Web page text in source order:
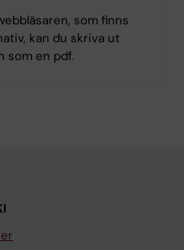
som finns
kan du skriva ut
som en pdf.